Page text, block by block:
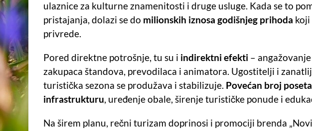
ulaznice za kulturne znamenitosti i druge usluge. Kada se to
pristajanja, dolazi se do milionskih iznosa godišnjeg prihoda koji
privrede.
Pored direktne potrošnje, tu su i indirektni efekti –
zakupaca štandova, prevodilaca i animatora. Ugostitelji i
turistička sezona se produžava i stabilizuje. Povećan broj
infrastrukturu, uređenje obale, širenje turističke ponude i
Na širem planu, rečni turizam doprinosi i promociji brenda